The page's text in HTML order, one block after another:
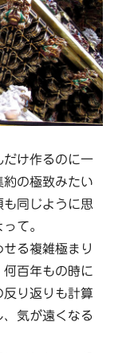
だけ作るのに一
の極致みたい
同じように思
て。
る複雑極まり
百年もの時に
反り返りも計算
気が遠くなる